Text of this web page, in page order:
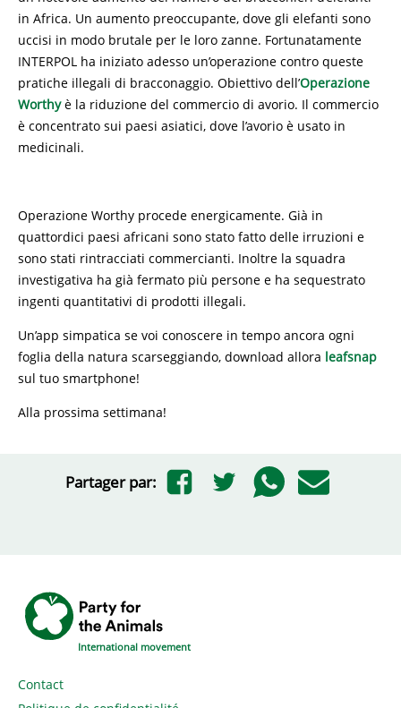
in Africa. Un aumento preoccupante, dove gli elefanti sono
uccisi in modo brutale per le loro zanne. Fortunatamente
INTERPOL ha iniziato adesso un’operazione contro queste
pratiche illegali di bracconaggio. Obiettivo dell’Operazione
Worthyè la riduzione del commercio di avorio. Il commercio
è concentrato sui paesi asiatici, dove l’avorio è usato in
medicinali.
Operazione Worthy procede energicamente. Già in
quattordici paesi africani sono stato fatto delle irruzioni e
sono stati rintracciati commercianti. Inoltre la squadra
investigativa ha già fermato più persone e ha sequestrato
ingenti quantitativi di prodotti illegali.
Un’app simpatica se voi conoscere in tempo ancora ogni
foglia della natura scarseggiando, download allora leafsnap
sul tuo smartphone!
Alla prossima settimana!
Partager par:
International movement
Contact